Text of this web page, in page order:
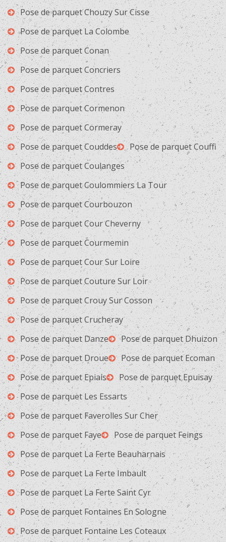
Pose de parquet Chouzy Sur Cisse
Pose de parquet La Colombe
Pose de parquet Conan
Pose de parquet Concriers
Pose de parquet Contres
Pose de parquet Cormenon
Pose de parquet Cormeray
Pose de parquet Couddes
Pose de parquet Couffi
Pose de parquet Coulanges
Pose de parquet Coulommiers La Tour
Pose de parquet Courbouzon
Pose de parquet Cour Cheverny
Pose de parquet Courmemin
Pose de parquet Cour Sur Loire
Pose de parquet Couture Sur Loir
Pose de parquet Crouy Sur Cosson
Pose de parquet Crucheray
Pose de parquet Danze
Pose de parquet Dhuizon
Pose de parquet Droue
Pose de parquet Ecoman
Pose de parquet Epiais
Pose de parquet Epuisay
Pose de parquet Les Essarts
Pose de parquet Faverolles Sur Cher
Pose de parquet Faye
Pose de parquet Feings
Pose de parquet La Ferte Beauharnais
Pose de parquet La Ferte Imbault
Pose de parquet La Ferte Saint Cyr
Pose de parquet Fontaines En Sologne
Pose de parquet Fontaine Les Coteaux